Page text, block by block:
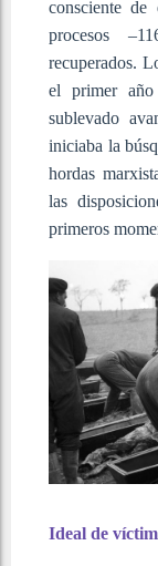
consciente
procesos
recuperados.
el primer
sublevado
iniciaba la
hordas
las
primeros
Ideal de